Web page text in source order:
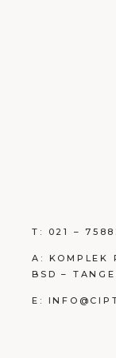
T: 021 –
A: KOMPLEK
BSD –
E: